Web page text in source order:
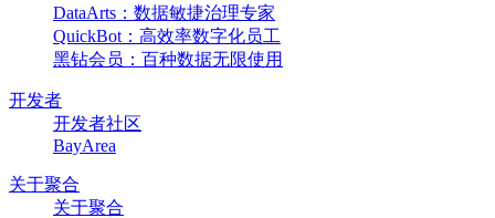
DataArts：数据敏捷治理专家
QuickBot：高效率数字化员工
黑钻会员：百种数据无限使用
开发者
开发者社区
BayArea
关于聚合
关于聚合